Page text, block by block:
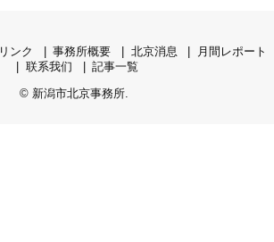
リンク 事務所概要 北京消息
月間レポート
联系我们
記事一覧
© 新潟市北京事務所